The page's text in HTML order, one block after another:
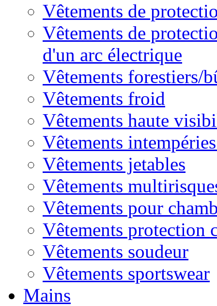
Vêtements de
Vêtements de
d'un arc électrique
Vêtements forestiers/
Vêtements froid
Vêtements haute
Vêtements
Vêtements jetables
Vêtements
Vêtements pour
Vêtements protection
Vêtements soudeur
Vêtements sportswear
Mains